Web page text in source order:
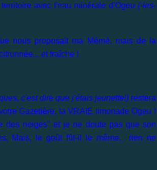
avec l'eau minérale d'Ogeu(-les-
nous proposait ma Mémé, mais de la
et fraîche !
c'est dire que j'étais jeunette!)restera
Gazetière, la VRAIE limonade Ogeu !
des neiges" et je ne doute pas que son
Mais, le goût fût-il le même, rien ne